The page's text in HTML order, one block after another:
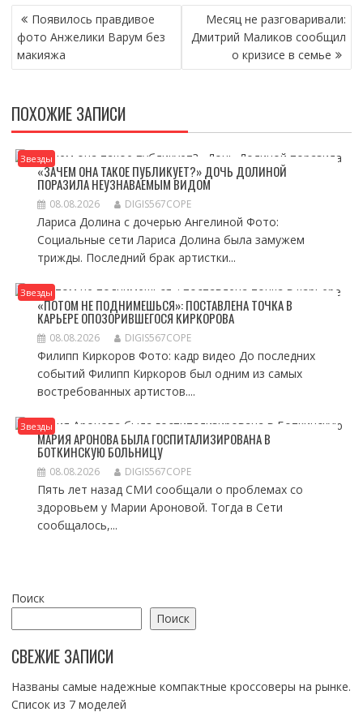
НАВИГАЦИЯ
ПО
ЗАПИСЯМ
Появилось правдивое
фото Анжелики Варум без
макияжа
Месяц не разговаривали:
Дмитрий Маликов сообщил
о кризисе в семье
ПОХОЖИЕ ЗАПИСИ
Звезды
«ЗАЧЕМ ОНА ТАКОЕ ПУБЛИКУЕТ?» ДОЧЬ ДОЛИНОЙ
ПОРАЗИЛА НЕУЗНАВАЕМЫМ ВИДОМ
08.08.2026 DIGIS567COPE
Лариса Долина с дочерью Ангелиной Фото:
Социальные сети Лариса Долина была замужем
трижды. Последний брак артистки...
Звезды
«ПОТОМ НЕ ПОДНИМЕШЬСЯ»: ПОСТАВЛЕНА ТОЧКА В
КАРЬЕРЕ ОПОЗОРИВШЕГОСЯ КИРКОРОВА
08.08.2026 DIGIS567COPE
Филипп Киркоров Фото: кадр видео До последних
событий Филипп Киркоров был одним из самых
востребованных артистов....
Звезды
МАРИЯ АРОНОВА БЫЛА ГОСПИТАЛИЗИРОВАНА В
БОТКИНСКУЮ БОЛЬНИЦУ
08.08.2026 DIGIS567COPE
Пять лет назад СМИ сообщали о проблемах со
здоровьем у Марии Ароновой. Тогда в Сети
сообщалось,...
Поиск
Поиск
СВЕЖИЕ ЗАПИСИ
Названы самые надежные компактные кроссоверы на рынке.
Список из 7 моделей